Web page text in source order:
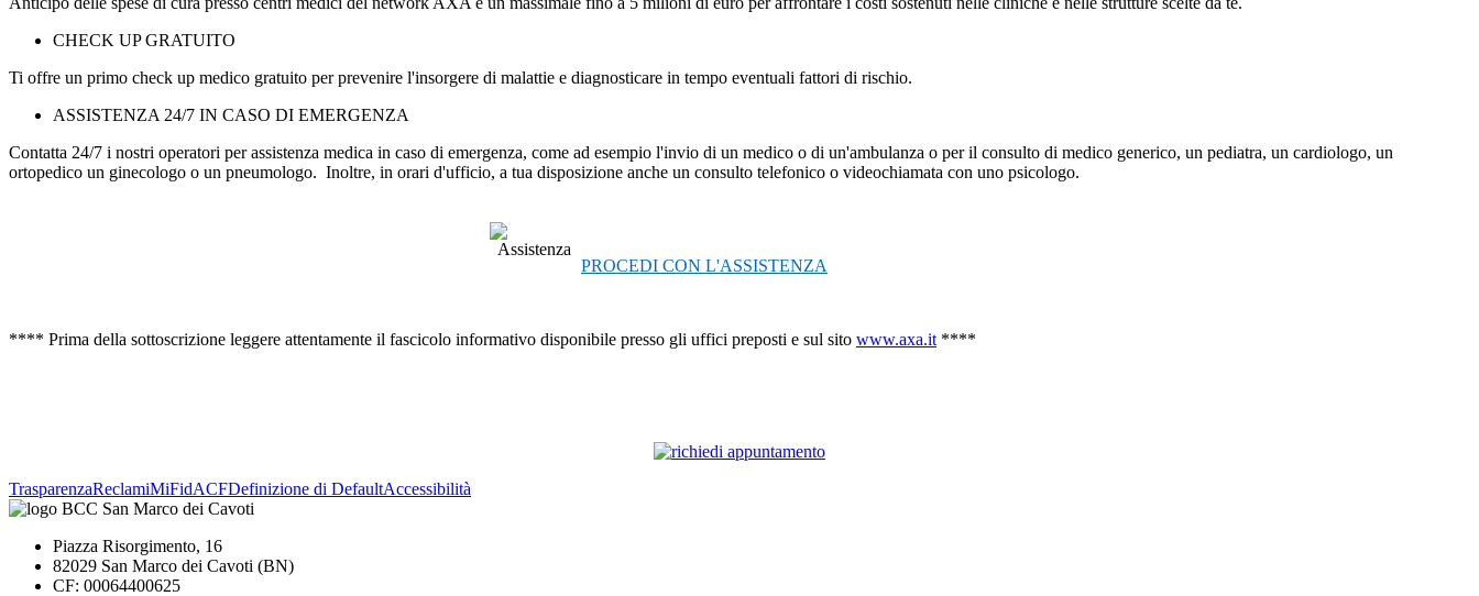
CHECK UP GRATUITO
Ti offre un primo check up medico gratuito per prevenire l'insorgere di malattie e diagnosticare in tempo eventuali fattori di rischio.
ASSISTENZA 24/7 IN CASO DI EMERGENZA
Contatta 24/7 i nostri operatori per assistenza medica in caso di emergenza, come ad esempio l'invio di un medico o di un'ambulanza o per il consulto di medico generico, un pediatra, un cardiologo, un
ortopedico un ginecologo o un pneumologo. Inoltre, in orari d'ufficio, a tua disposizione anche un consulto telefonico o videochiamata con uno psicologo.
PROCEDI CON L'ASSISTENZA
**** Prima della sottoscrizione leggere attentamente il fascicolo informativo disponibile presso gli uffici preposti e sul sito www.axa.it ****
TrasparenzaReclamiMiFidACFDefinizione di DefaultAccessibilità
Piazza Risorgimento, 16
82029 San Marco dei Cavoti (BN)
CF: 00064400625